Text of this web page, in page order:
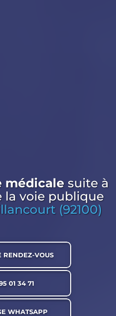
médicale suite à
la voie publique
(92100)
RENDEZ-VOUS
01 34 71
WHATSAPP